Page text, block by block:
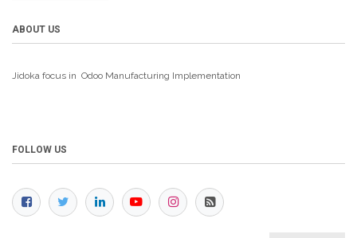
ABOUT US
Jidoka focus in Odoo Manufacturing Implementation
FOLLOW US